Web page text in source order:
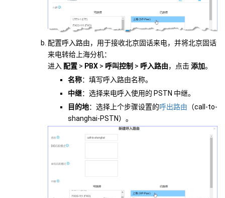
配置呼入路由，用于接收北京固话来电，并将北京固话
来电转给上海分机：
进入 配置 > PBX > 呼叫控制 > 呼入路由，点击添加。
名称：填写呼入路由名称。
中继：选择来电呼入使用的 PSTN 中继。
目的地：选择上个步骤设置的呼出路由 （call-to-
shanghai-PSTN）。